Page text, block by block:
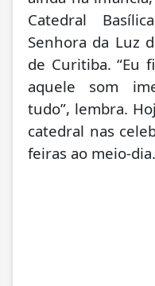
Catedral
Senhora da Luz
de Curitiba. “Eu
aquele som
tudo”, lembra.
catedral nas
feiras ao meio-dia.